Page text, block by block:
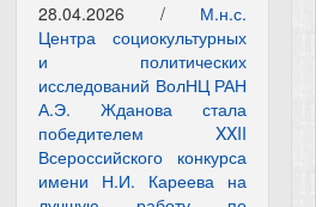
28.04.2026 / М.н.с.
Центра социокультурных
и политических
исследований ВолНЦ РАН
А.Э. Жданова стала
победителем XXII
Всероссийского конкурса
имени Н.И. Кареева на